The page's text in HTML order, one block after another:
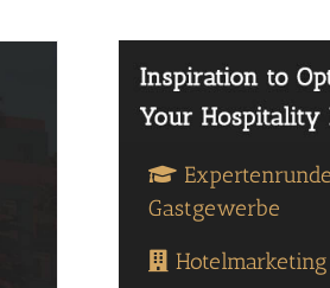
Gastgewerbe
Hotelmarketing